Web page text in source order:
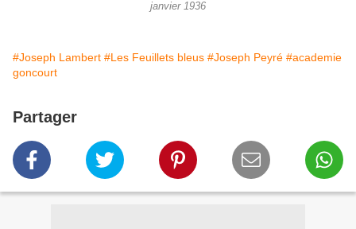
janvier 1936
#Joseph Lambert #Les Feuillets bleus #Joseph Peyré #academie
goncourt
Partager